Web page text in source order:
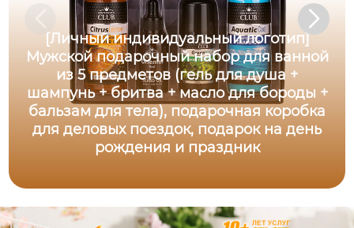
[Личный индивидуальный логотип]
Мужской подарочный набор для ванной
из 5 предметов (гель для душа +
шампунь + бритва + масло для бороды +
бальзам для тела), подарочная коробка
для деловых поездок, подарок на день
рождения и праздник